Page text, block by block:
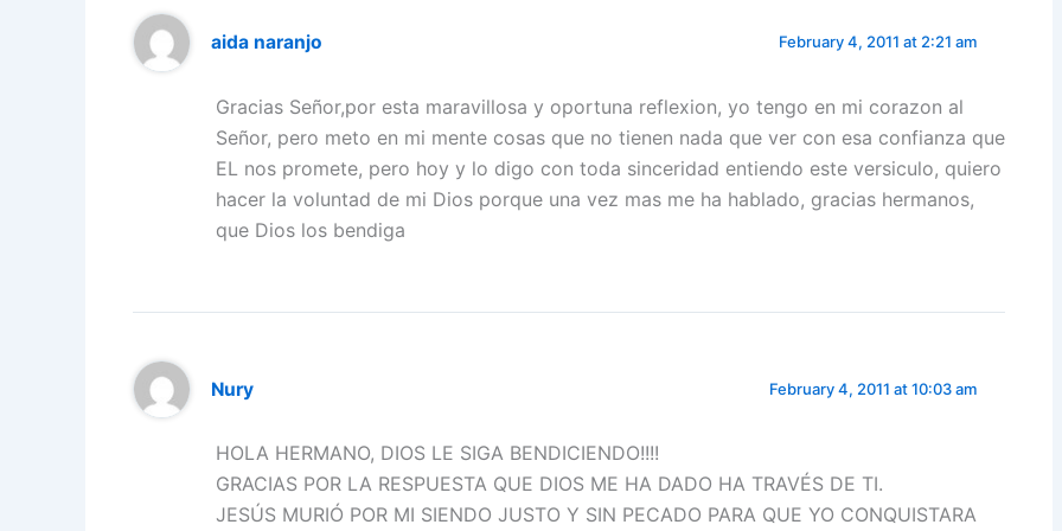
aida naranjo February 4, 2011 at 2:21 am
Gracias Señor,por esta maravillosa y oportuna reflexion, yo tengo en mi corazon al
Señor, pero meto en mi mente cosas que no tienen nada que ver con esa confianza que
EL nos promete, pero hoy y lo digo con toda sinceridad entiendo este versiculo, quiero
hacer la voluntad de mi Dios porque una vez mas me ha hablado, gracias hermanos,
que Dios los bendiga
Nury February 4, 2011 at 10:03 am
HOLA HERMANO, DIOS LE SIGA BENDICIENDO!!!!
GRACIAS POR LA RESPUESTA QUE DIOS ME HA DADO HA TRAVÉS DE TI.
JESÚS MURIÓ POR MI SIENDO JUSTO Y SIN PECADO PARA QUE YO CONQUISTARA